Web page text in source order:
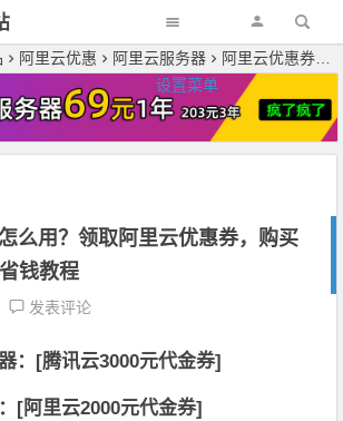
设置菜单
阿里云优惠 阿里云服务器 阿里云优惠券怎么用？领取阿里云优惠券，购买ECS云服务器省钱教程
么用？领取阿里云优惠券，购买
钱教程
发表评论
：[腾讯云3000元代金券]
[阿里云2000元代金券]